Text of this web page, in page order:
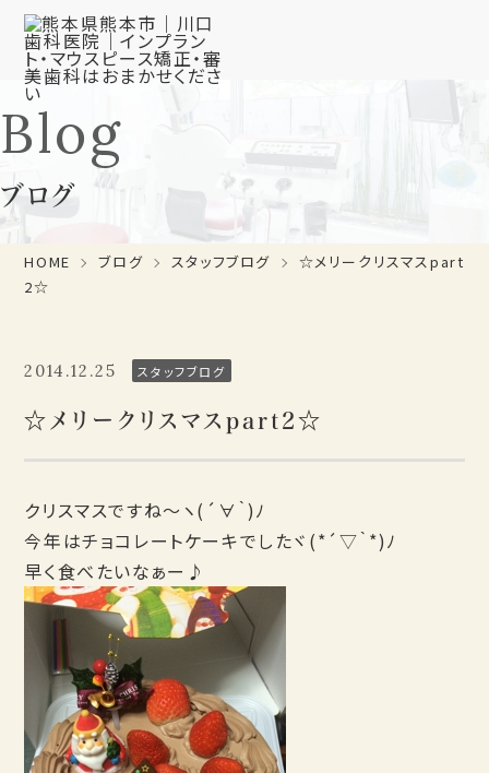
Blog
ブログ
HOME ブログ スタッフブログ
☆メリークリスマスpart
2☆
2014.12.25 スタッフブログ
☆メリークリスマスpart2☆
クリスマスですね～ヽ(´∀｀)ﾉ
今年はチョコレートケーキでしたヾ(*´▽｀*)ﾉ
早く食べたいなぁー♪